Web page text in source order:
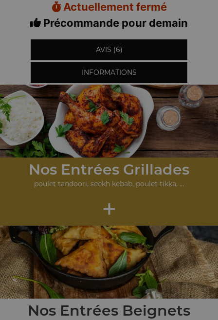
Actuellement fermé
Précommande pour demain
AVIS (6)
INFORMATIONS
Nos Entrées Grillades
poulet tandoori, seekh kebab, poulet tikka, ...
+
Nos Entrées Beignets